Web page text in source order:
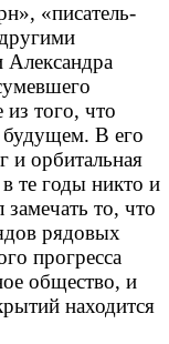
«писатель-
Александра
из того, что
будущем. В его
и орбитальная
те годы никто и
то, что
рядовых
прогресса
общество, и
находится